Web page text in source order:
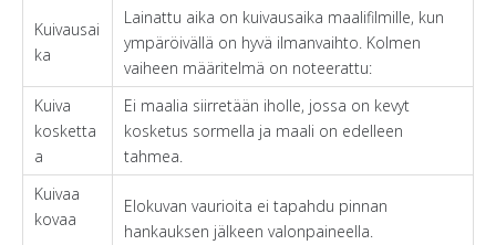
Kuivausai
ka
Lainattu aika on kuivausaika maalifilmille, kun
ympäröivällä on hyvä ilmanvaihto. Kolmen
vaiheen määritelmä on noteerattu:
Kuiva
kosketta
a
Ei maalia siirretään iholle, jossa on kevyt
kosketus sormella ja maali on edelleen
tahmea.
Kuivaa
kovaa
Elokuvan vaurioita ei tapahdu pinnan
hankauksen jälkeen valonpaineella.